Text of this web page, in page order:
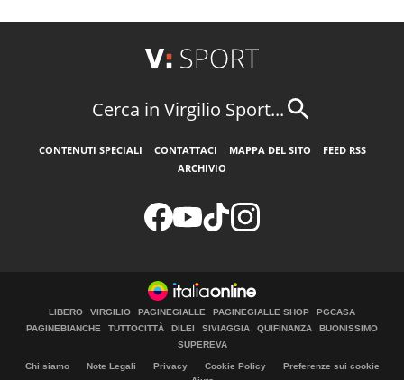
Cerca in Virgilio Sport...
CONTENUTI SPECIALI CONTATTACI MAPPA DEL SITO
FEED RSS
ARCHIVIO
LIBERO VIRGILIO PAGINEGIALLE PAGINEGIALLE SHOP
PGCASA
PAGINEBIANCHE
TUTTOCITTÀ DILEI SIVIAGGIA QUIFINANZA
BUONISSIMO
SUPEREVA
Chi siamo Note Legali Privacy Cookie Policy
Preferenze sui cookie